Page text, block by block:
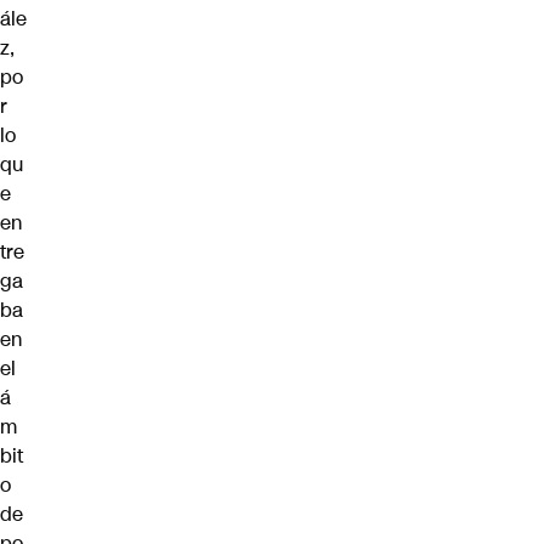
ále
z,
po
r
lo
qu
e
en
tre
ga
ba
en
el
á
m
bit
o
de